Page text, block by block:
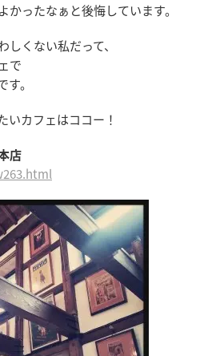
ったなぁと後悔しています。
くない私だって、
で
。
いカフェはココー！
店